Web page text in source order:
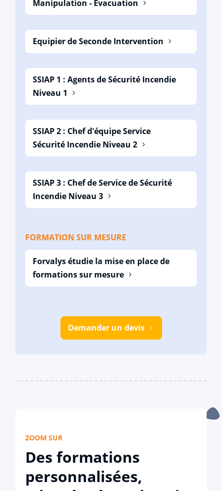
Manipulation - Evacuation
Equipier de Seconde Intervention
SSIAP 1 : Agents de Sécurité Incendie
Niveau 1
SSIAP 2 : Chef d'équipe Service
Sécurité Incendie Niveau 2
SSIAP 3 : Chef de Service de Sécurité
Incendie Niveau 3
FORMATION SUR MESURE
Forvalys étudie la mise en place de
formations sur mesure
Demander un devis
ZOOM SUR
Des formations
personnalisées,